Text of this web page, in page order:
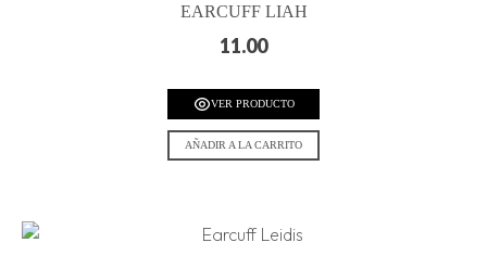
EARCUFF LIAH
11.00
VER PRODUCTO
AÑADIR A LA CARRITO